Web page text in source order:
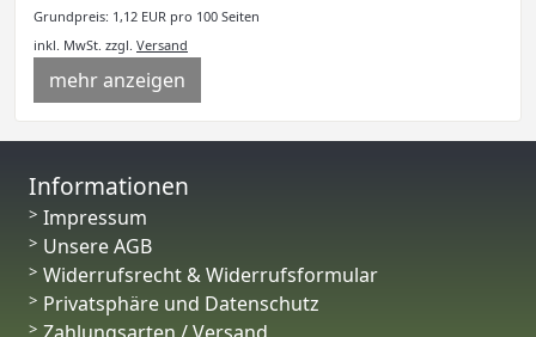
Grundpreis: 1,12 EUR pro 100 Seiten
inkl. MwSt. zzgl. Versand
mehr anzeigen
Informationen
Impressum
Unsere AGB
Widerrufsrecht & Widerrufsformular
Privatsphäre und Datenschutz
Zahlungsarten / Versand